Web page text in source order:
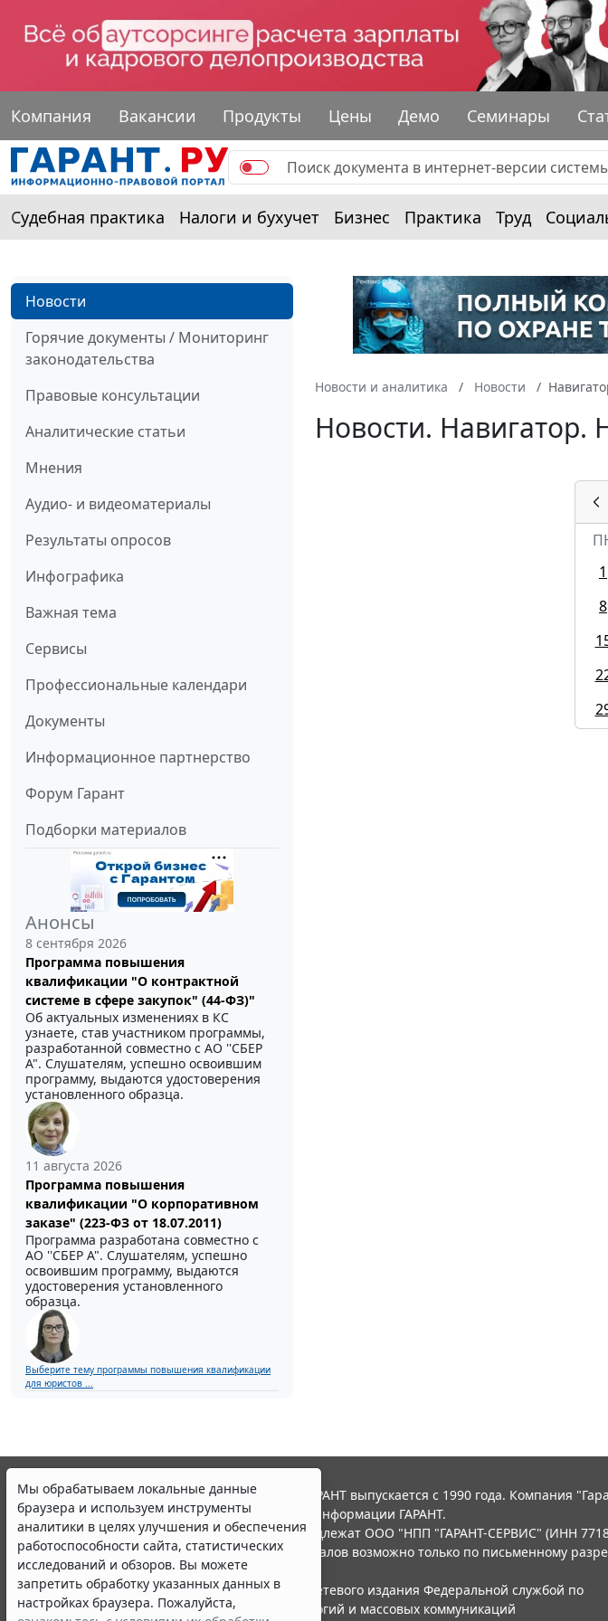
Компания Вакансии Продукты Цены Демо Семинары
Судебная практика Налоги и бухучет Бизнес Практика Труд
Новости
Горячие документы / Мониторинг
законодательства
Правовые консультации
Аналитические статьи
Мнения
Аудио- и видеоматериалы
Результаты опросов
Инфографика
Важная тема
Сервисы
Профессиональные календари
Документы
Информационное партнерство
Форум Гарант
Подборки материалов
Анонсы
8 сентября 2026
Программа повышения
квалификации "О контрактной
системе в сфере закупок" (44-ФЗ)"
Об актуальных изменениях в КС
узнаете, став участником программы,
разработанной совместно с АО ''СБЕР
А". Слушателям, успешно освоившим
программу, выдаются удостоверения
установленного образца.
11 августа 2026
Программа повышения
квалификации "О корпоративном
заказе" (223-ФЗ от 18.07.2011)
Программа разработана совместно с
АО ''СБЕР А". Слушателям, успешно
освоившим программу, выдаются
удостоверения установленного
образца.
Выберите тему программы повышения квалификации
для юристов ...
Новости и аналитика Новости
Новости. Навигатор.
1
8
Мы обрабатываем локальные данные
браузера и используем инструменты
аналитики в целях улучшения и обеспечения
работоспособности сайта, статистических
исследований и обзоров. Вы можете
запретить обработку указанных данных в
настройках браузера. Пожалуйста,
© ООО "НПП "ГАРАНТ-СЕРВИС", 2026. Система ГАРАНТ выпускается с 1990 года. Компания
участниками Российской ассоциации правовой информации ГАРАНТ.
Все права на материалы сайта ГАРАНТ.РУ принадлежат ООО "НПП "ГАРАНТ-СЕРВИС" (ИНН
Полное или частичное воспроизведение материалов возможно только по письменному
Правила использования портала.
Портал ГАРАНТ.РУ зарегистрирован в качестве сетевого издания Федеральной службой по
надзору в сфере связи,информационных технологий и массовых коммуникаций